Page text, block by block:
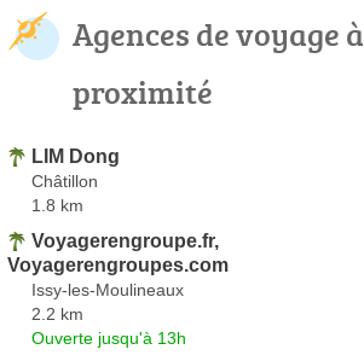
Agences de voyage à
proximité
LIM Dong
Châtillon
1.8 km
Voyagerengroupe.fr,
Voyagerengroupes.com
Issy-les-Moulineaux
2.2 km
Ouverte jusqu'à 13h